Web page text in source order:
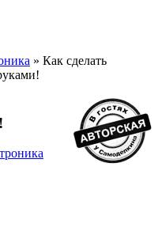
» Как сделать